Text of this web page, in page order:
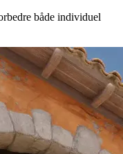
både individuel